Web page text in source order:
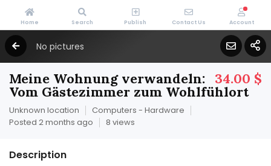
No pictures
34.00 $
Meine Wohnung verwandeln:
Vom Gästezimmer zum Wohlfühlort
Unknown location
Computers - Hardware
Posted 2 months ago
8 views
Description
Home Search Publish Contact Us Account